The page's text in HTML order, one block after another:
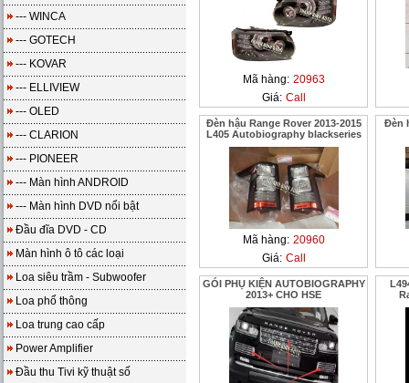
--- WINCA
--- GOTECH
--- KOVAR
--- ELLIVIEW
--- OLED
--- CLARION
--- PIONEER
--- Màn hình ANDROID
--- Màn hình DVD nổi bật
Đầu đĩa DVD - CD
Màn hình ô tô các loại
Loa siêu trầm - Subwoofer
Loa phổ thông
Loa trung cao cấp
Power Amplifier
Đầu thu Tivi kỹ thuật số
Mã hàng: 20963
Giá: Call
Đèn hậu Range Rover 2013-2015
L405 Autobiography blackseries
Mã hàng: 20960
Giá: Call
Đèn
GÓI PHỤ KIỆN AUTOBIOGRAPHY
2013+ CHO HSE